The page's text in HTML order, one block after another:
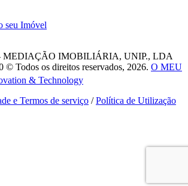
seu Imóvel
MEDIAÇÃO IMOBILIÁRIA, UNIP., LDA
Todos os direitos reservados, 2026. O MEU
& Technology
e Termos de serviço /Política de Utilização